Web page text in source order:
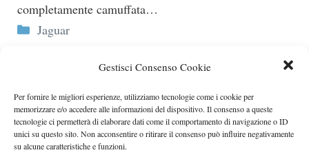
Gestisci Consenso Cookie
Per fornire le migliori esperienze, utilizziamo tecnologie come i cookie per
memorizzare e/o accedere alle informazioni del dispositivo. Il consenso a queste
tecnologie ci permetterà di elaborare dati come il comportamento di navigazione o ID
unici su questo sito. Non acconsentire o ritirare il consenso può influire negativamente
su alcune caratteristiche e funzioni.
completamente camuffata…
Categorie
Jaguar
Jaguar XE ibrida
elettrico con batterie agli ioni di litio.
Categorie
Jaguar
Foto spia della Jaguar XJ